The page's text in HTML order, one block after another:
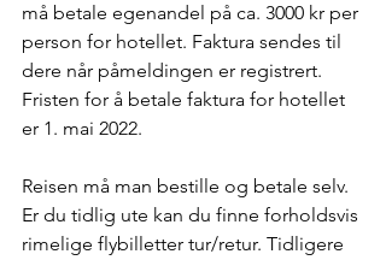
må betale egenandel på ca. 3000 kr per
person for hotellet. Faktura sendes til
dere når påmeldingen er registrert.
Fristen for å betale faktura for hotellet
er 1. mai 2022.
Reisen må man bestille og betale selv.
Er du tidlig ute kan du finne forholdsvis
rimelige flybilletter tur/retur. Tidligere